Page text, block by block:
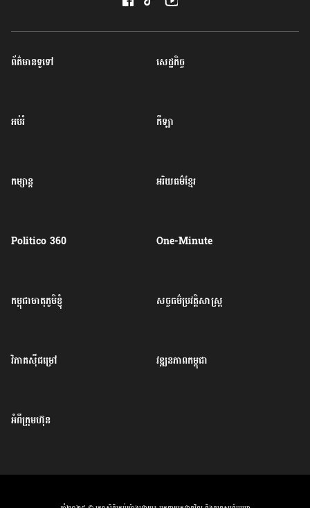
ព័ត៌មានទូទៅ សេដ្ឋកិច្ច
អប់រំ កីឡា
កម្សាន្ត អរិយធម៌ខ្មែរ
Politico 360 One-Minute
កម្ពុជាមាតុភូមិខ្ញុំ សច្ចធម៌ប្រវត្តិសាស្ត្រ
វិភាគសុីជម្រៅ វឌ្ឍនភាពកម្ពុជា
អំពីក្រុមហ៊ុន